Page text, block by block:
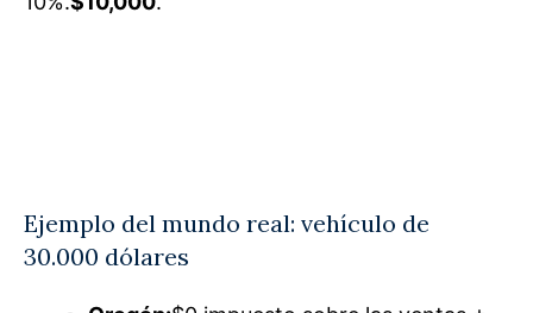
Ejemplo del mundo real: vehículo de
30.000 dólares